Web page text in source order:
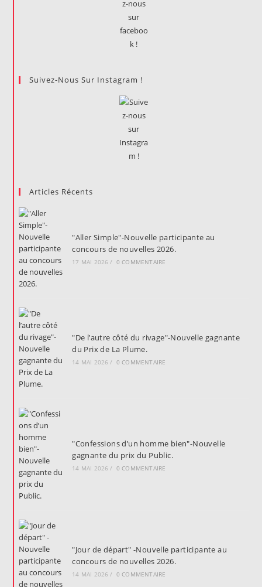
Suivez-Nous Sur Instagram !
Articles Récents
"Aller Simple"-Nouvelle participante au
concours de nouvelles 2026.
17 MAI 2026 / 0 COMMENTAIRE
"De l’autre côté du rivage"-Nouvelle gagnante
du Prix de La Plume.
14 MAI 2026 / 0 COMMENTAIRE
"Confessions d’un homme bien"-Nouvelle
gagnante du prix du Public.
14 MAI 2026 / 0 COMMENTAIRE
"Jour de départ" -Nouvelle participante au
concours de nouvelles 2026.
14 MAI 2026 / 0 COMMENTAIRE